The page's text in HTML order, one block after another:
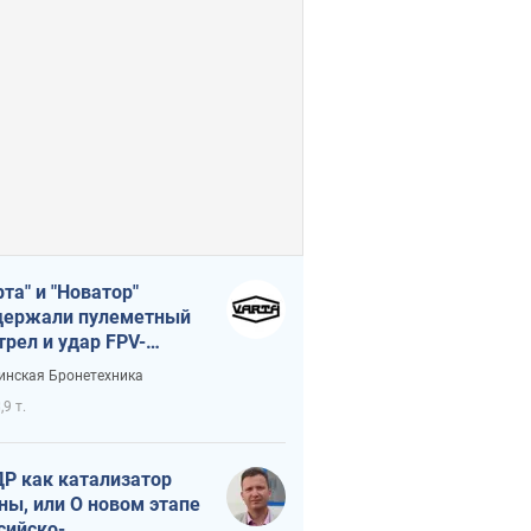
и "Новатор"
пулеметный
и удар FPV-
сохранив жизнь
Бронетехника
т.
как катализатор
или О новом этапе